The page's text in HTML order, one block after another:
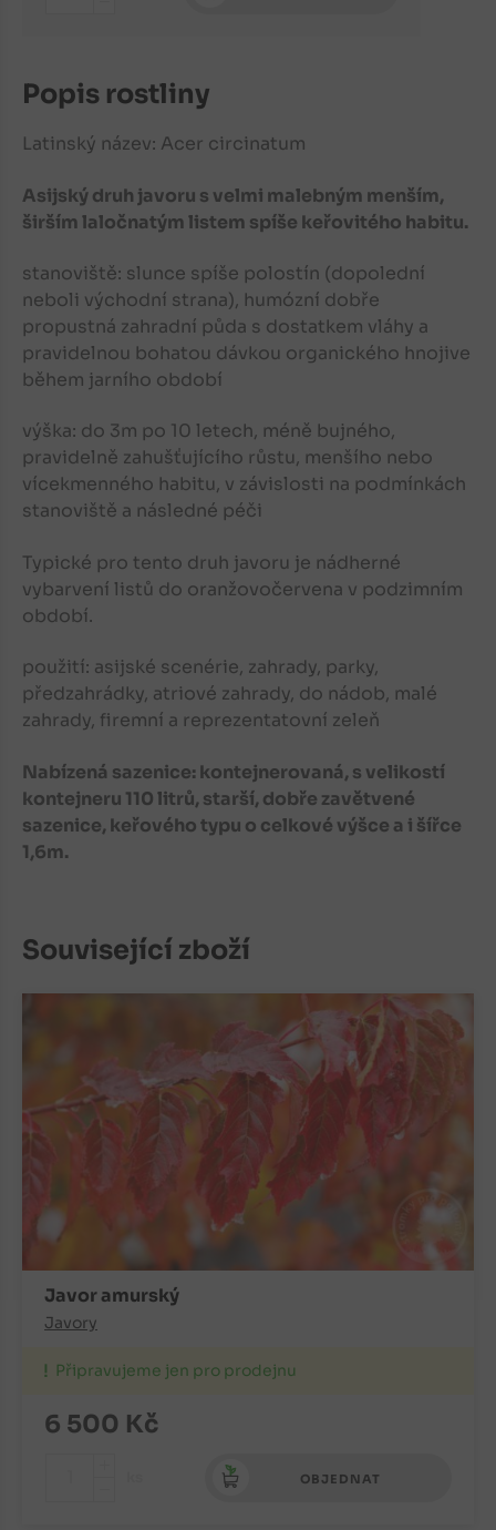
Popis rostliny
Latinský název: Acer circinatum
Asijský druh javoru s velmi malebným menším,
širším laločnatým listem spíše keřovitého habitu.
stanoviště: slunce spíše polostín (dopolední
neboli východní strana), humózní dobře
propustná zahradní půda s dostatkem vláhy a
pravidelnou bohatou dávkou organického hnojive
během jarního období
výška: do 3m po 10 letech, méně bujného,
pravidelně zahušťujícího růstu, menšího nebo
vícekmenného habitu, v závislosti na podmínkách
stanoviště a následné péči
Typické pro tento druh javoru je nádherné
vybarvení listů do oranžovočervena v podzimním
období.
použití: asijské scenérie, zahrady, parky,
předzahrádky, atriové zahrady, do nádob, malé
zahrady, firemní a reprezentatovní zeleň
Nabízená sazenice: kontejnerovaná, s velikostí
kontejneru 110 litrů, starší, dobře zavětvené
sazenice, keřového typu o celkové výšce a i šířce
1,6m.
Související zboží
Javor amurský
Javory
Připravujeme jen pro prodejnu
6 500 Kč
OBJEDNAT